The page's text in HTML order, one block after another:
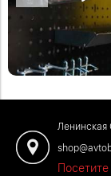
зону для хранения
несколько секунд.
стеллаж как на видео
на нашем сайте.
Ленинская